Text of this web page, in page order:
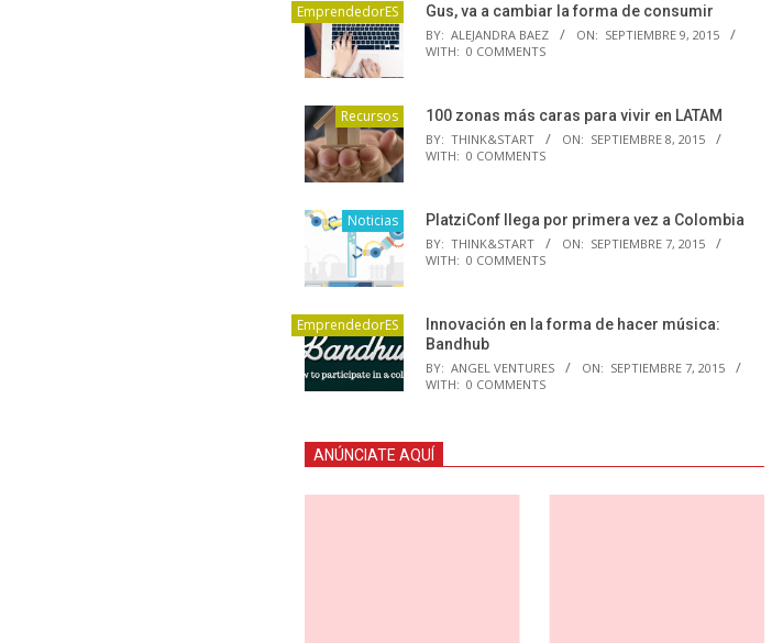
EmprendedorES Gus, va a cambiar la forma de consumir
BY: ALEJANDRA BAEZ ON: SEPTIEMBRE 9, 2015
WITH: 0 COMMENTS
Recursos 100 zonas más caras para vivir en LATAM
BY: THINK&START ON: SEPTIEMBRE 8, 2015
WITH: 0 COMMENTS
Noticias PlatziConf llega por primera vez a Colombia
BY: THINK&START ON: SEPTIEMBRE 7, 2015
WITH: 0 COMMENTS
EmprendedorES
Innovación en la forma de hacer música:
Bandhub
BY: ANGEL VENTURES ON: SEPTIEMBRE 7, 2015
WITH: 0 COMMENTS
ANÚNCIATE AQUÍ